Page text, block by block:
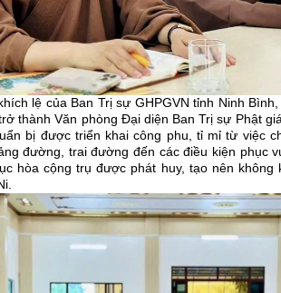
lệ của Ban Trị sự GHPGVN tỉnh Ninh
thành Văn phòng Đại diện Ban Trị sự Phật
bị được triển khai công phu, tỉ mỉ từ việc
đường, trai đường đến các điều kiện phục
hòa cộng trụ được phát huy, tạo nên